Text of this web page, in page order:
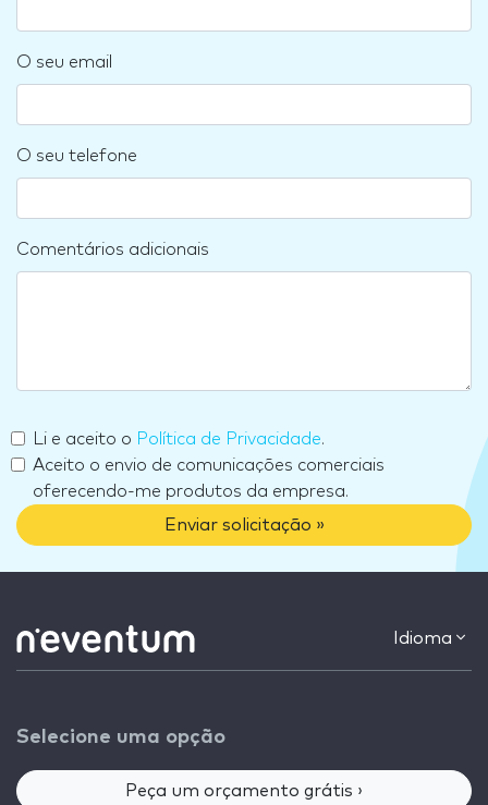
O seu email
O seu telefone
Comentários adicionais
Li e aceito o Política de Privacidade.
Aceito o envio de comunicações comerciais
oferecendo-me produtos da empresa.
Enviar solicitação »
Idioma
Selecione uma opção
Peça um orçamento grátis ›